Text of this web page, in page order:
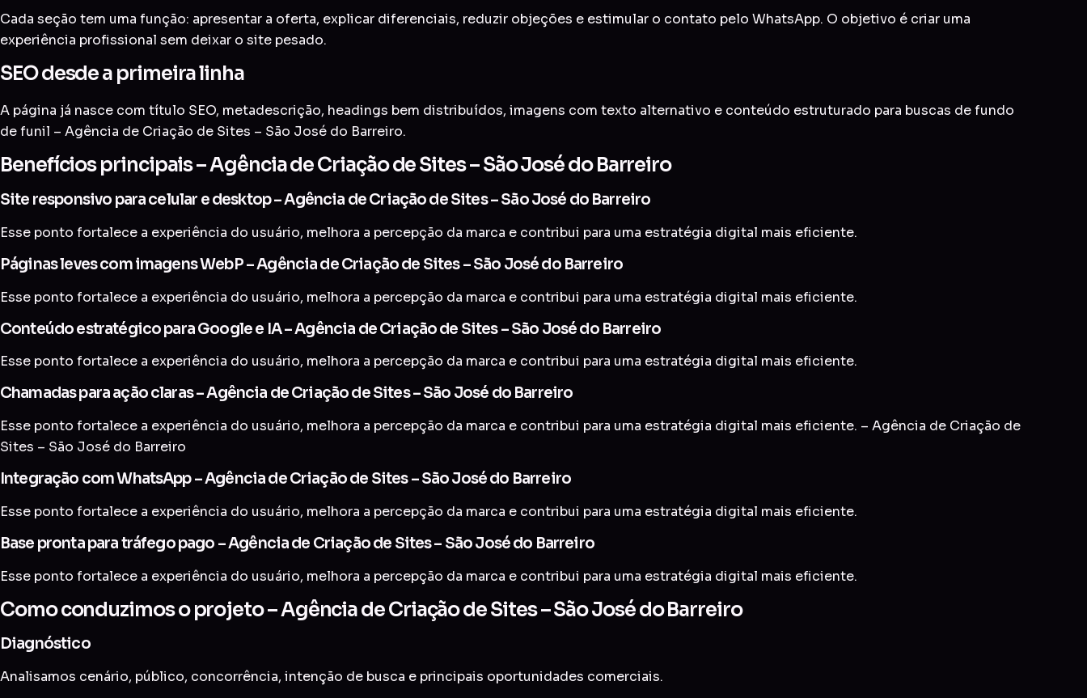
Cada seção tem uma função: apresentar a oferta, explicar diferenciais, reduzir objeções e estimular o contato pelo WhatsApp. O objetivo é criar uma
experiência profissional sem deixar o site pesado.
SEO desde a primeira linha
A página já nasce com título SEO, metadescrição, headings bem distribuídos, imagens com texto alternativo e conteúdo estruturado para buscas de fundo
de funil – Agência de Criação de Sites – São José do Barreiro.
Benefícios principais – Agência de Criação de Sites – São José do Barreiro
Site responsivo para celular e desktop – Agência de Criação de Sites – São José do Barreiro
Esse ponto fortalece a experiência do usuário, melhora a percepção da marca e contribui para uma estratégia digital mais eficiente.
Páginas leves com imagens WebP – Agência de Criação de Sites – São José do Barreiro
Esse ponto fortalece a experiência do usuário, melhora a percepção da marca e contribui para uma estratégia digital mais eficiente.
Conteúdo estratégico para Google e IA – Agência de Criação de Sites – São José do Barreiro
Esse ponto fortalece a experiência do usuário, melhora a percepção da marca e contribui para uma estratégia digital mais eficiente.
Chamadas para ação claras – Agência de Criação de Sites – São José do Barreiro
Esse ponto fortalece a experiência do usuário, melhora a percepção da marca e contribui para uma estratégia digital mais eficiente. – Agência de Criação de
Sites – São José do Barreiro
Integração com WhatsApp – Agência de Criação de Sites – São José do Barreiro
Esse ponto fortalece a experiência do usuário, melhora a percepção da marca e contribui para uma estratégia digital mais eficiente.
Base pronta para tráfego pago – Agência de Criação de Sites – São José do Barreiro
Esse ponto fortalece a experiência do usuário, melhora a percepção da marca e contribui para uma estratégia digital mais eficiente.
Como conduzimos o projeto – Agência de Criação de Sites – São José do Barreiro
Diagnóstico
Analisamos cenário, público, concorrência, intenção de busca e principais oportunidades comerciais.